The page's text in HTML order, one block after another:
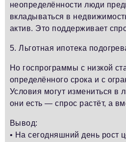
неопределённости люди
вкладываться в
актив. Это поддерживает
5. Льготная ипотека
Но госпрограммы с низкой
определённого срока и с
Условия могут измениться в
они есть — спрос растёт, а
Вывод:
• На сегодняшний день рост